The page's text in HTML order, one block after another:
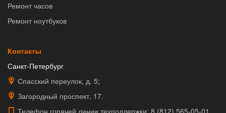
Ремонт часов
Ремонт ноутбуков
Контакты
Санкт-Петербург
Спасский переулок, д. 5;
Загородный проспект, 17.